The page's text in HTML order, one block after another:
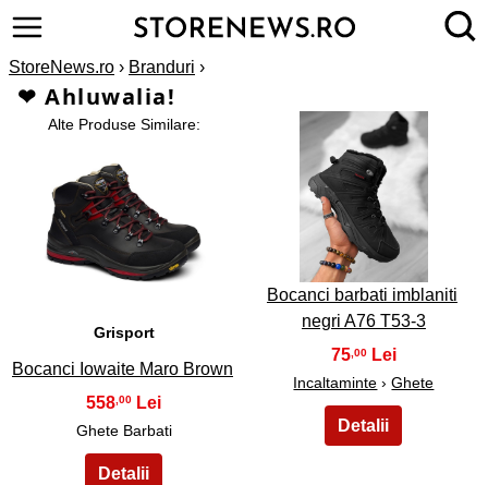
StoreNews.ro › Branduri ›
❤ Ahluwalia!
Alte Produse Similare:
1
Grisport
Bocanci Iowaite Maro Brown
558,00
Ghete Barbati
2
Bocanci barbati imblaniti
negri A76 T53-3
75,00
Incaltaminte ›Ghete